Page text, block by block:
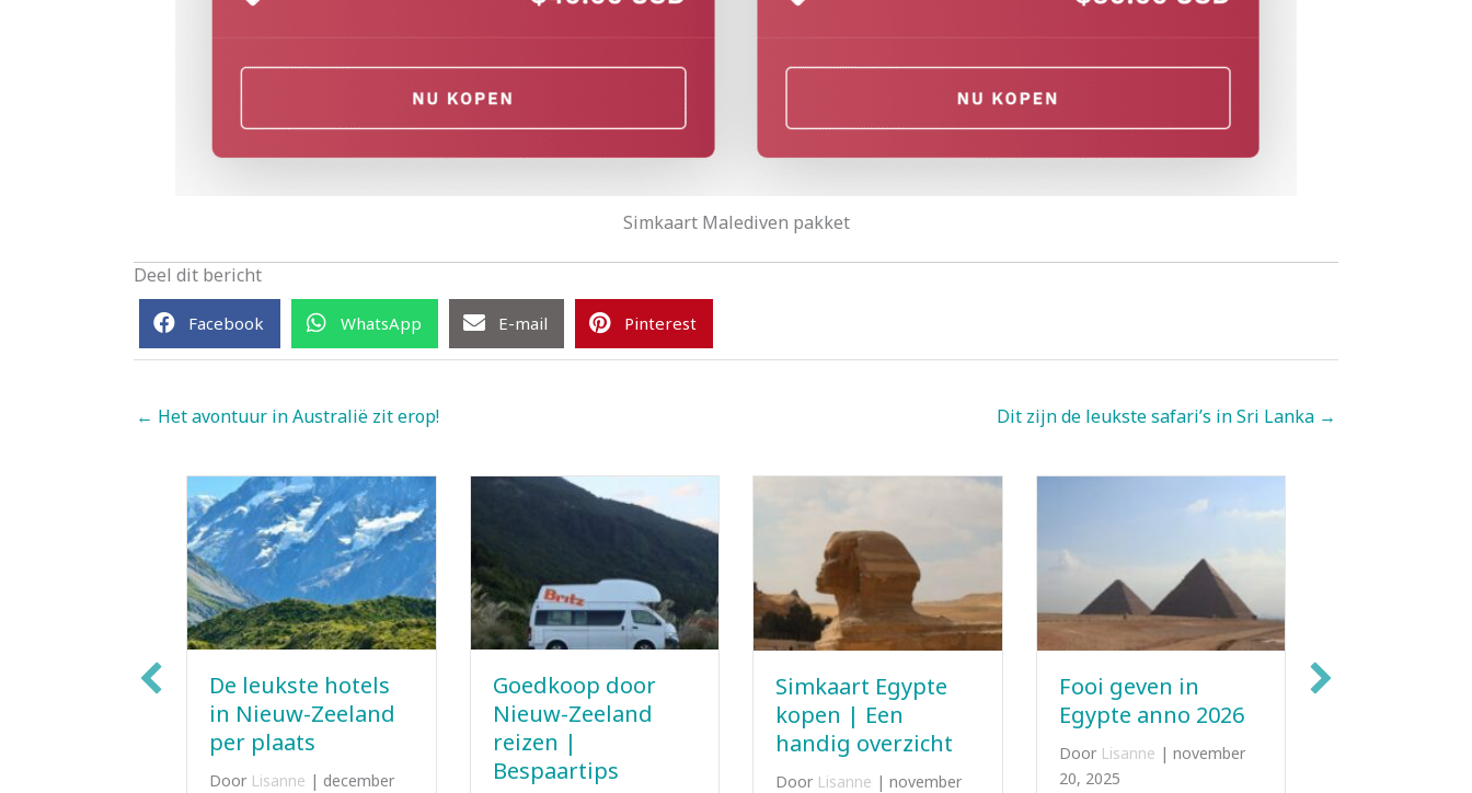
Simkaart Malediven pakket
Deel dit bericht
Facebook WhatsApp E-mail Pinterest
← Het avontuur in Australië zit erop! Dit zijn de leukste safari’s in Sri Lanka →
Goedkoop door
Nieuw-Zeeland
reizen |
Bespaartips
Simkaart Egypte
kopen | Een
handig overzicht
DoorLisanne |november
Fooi geven in
Egypte anno 2026
DoorLisanne | november
20, 2025
Simkaart
Oezbekistan kopen
Door Julian |juli 17, 2025